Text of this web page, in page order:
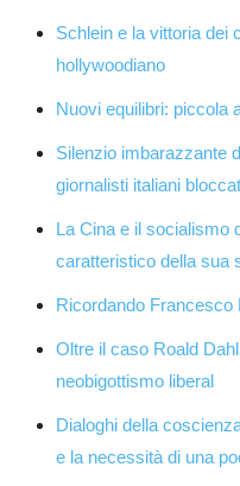
Schlein e la vittoria dei
hollywoodiano
Nuovi equilibri: piccola
Silenzio imbarazzante
giornalisti italiani
La Cina e il socialismo
caratteristico della sua
Ricordando Francesco
Oltre il caso Roald
neobigottismo liberal
Dialoghi della
e la necessità di una